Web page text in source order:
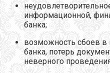
информационной,
банка;
возможность сбоев
банка, потерь
неверного